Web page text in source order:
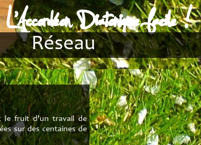
L'Accordéon Diatonique facile !
Réseau
CADB
CDTC
Distributeurs
Forum
le fruit d'un travail de
sur des centaines de